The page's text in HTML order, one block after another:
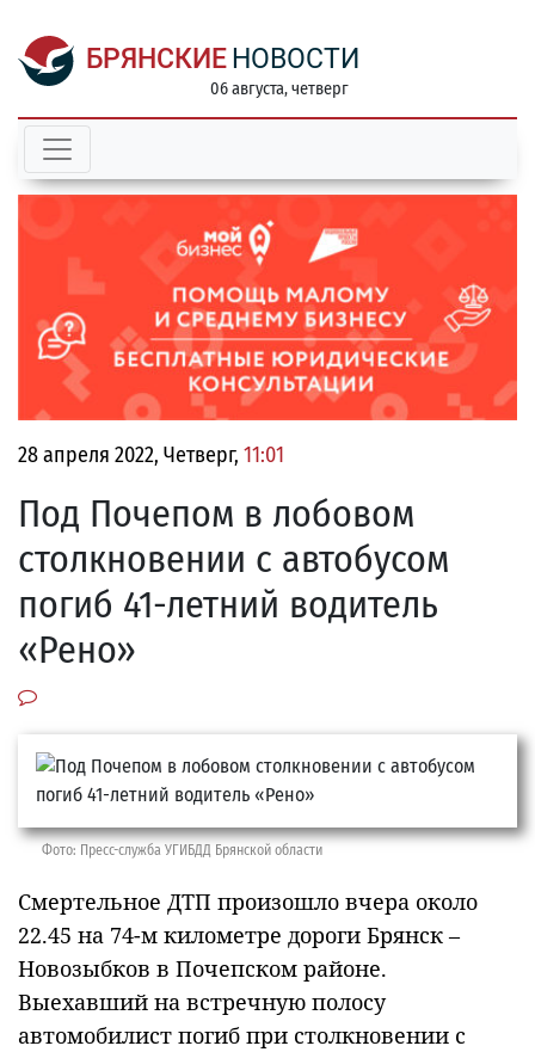
БРЯНСКИЕ НОВОСТИ
06 августа, четверг
28 апреля 2022, Четверг, 11:01
Под Почепом в лобовом
столкновении с автобусом
погиб 41-летний водитель
«Рено»
Фото: Пресс-служба УГИБДД Брянской области
Смертельное ДТП произошло вчера около
22.45 на 74-м километре дороги Брянск –
Новозыбков в Почепском районе.
Выехавший на встречную полосу
автомобилист погиб при столкновении с